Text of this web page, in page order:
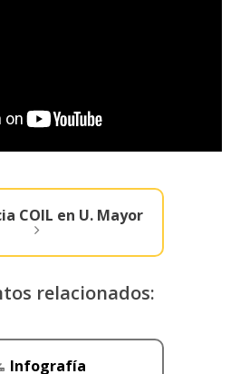
COIL en U. Mayor
relacionados:
Infografía